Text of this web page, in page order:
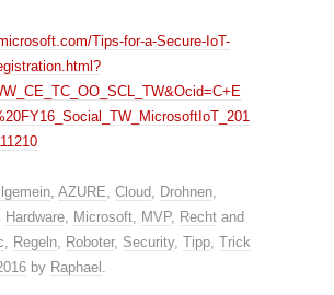
Tips-for-a-Secure-IoT-
, AZURE, Cloud, Drohnen,
Hardware, Microsoft, MVP, Recht and
, Regeln, Roboter, Security, Tipp, Trick
by Raphael .